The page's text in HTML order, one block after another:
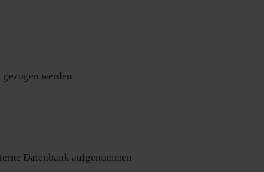
werden
Datenbank aufgenommen